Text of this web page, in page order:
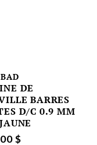
DE
BARRES
D/C 0.9 MM
$